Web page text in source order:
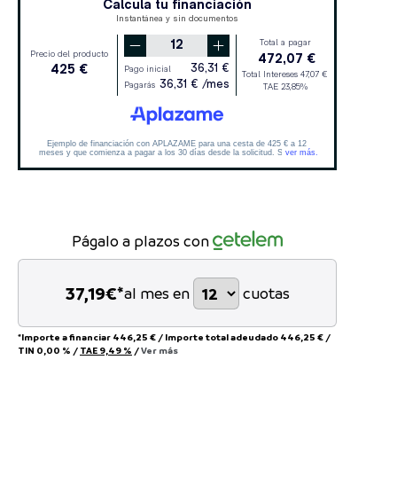
Págalo a plazos con
37,19€*al mes en cuotas
*Importe a financiar 446,25 € / Importe total adeudado 446,25 € /
TIN 0,00 % / TAE 9,49 % /Ver más